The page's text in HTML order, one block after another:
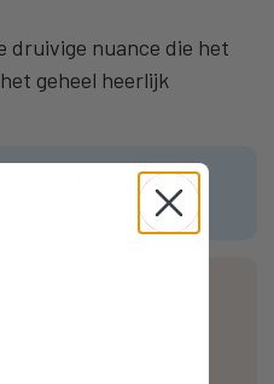
druivige nuance die het
geheel heerlijk
bier met beleving én